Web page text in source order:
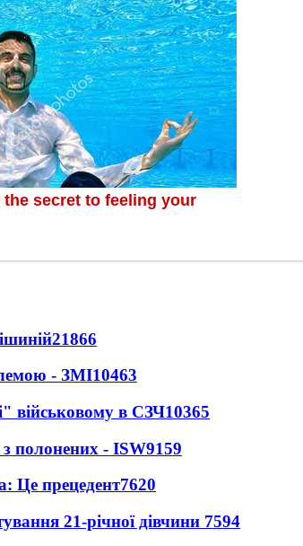
21866
- ЗМІ10463
військовому в СЗЧ10365
полонених - ISW9159
Це прецедент7620
21-річної дівчини 7594